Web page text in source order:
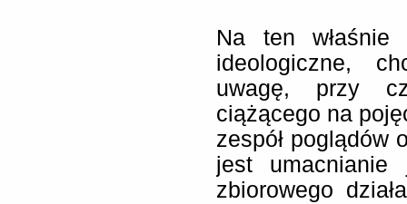
Na ten właśnie
ideologiczne,
uwagę, przy
ciążącego na
zespół poglądów
jest umacnianie
zbiorowego